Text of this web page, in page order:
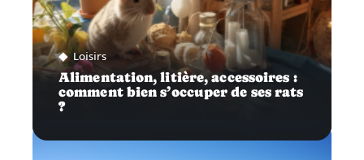
Loisirs
Alimentation, litière, accessoires :
comment bien s’occuper de ses rats
?